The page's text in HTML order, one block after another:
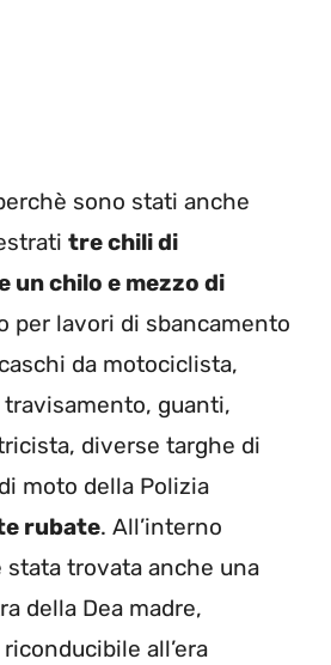
sono stati anche
tre chili di
un chilo e mezzo di
per lavori di sbancamento
da motociclista,
guanti,
diverse targhe di
moto della Polizia
rubate. All’interno
stata trovata anche una
della Dea madre,
all’era